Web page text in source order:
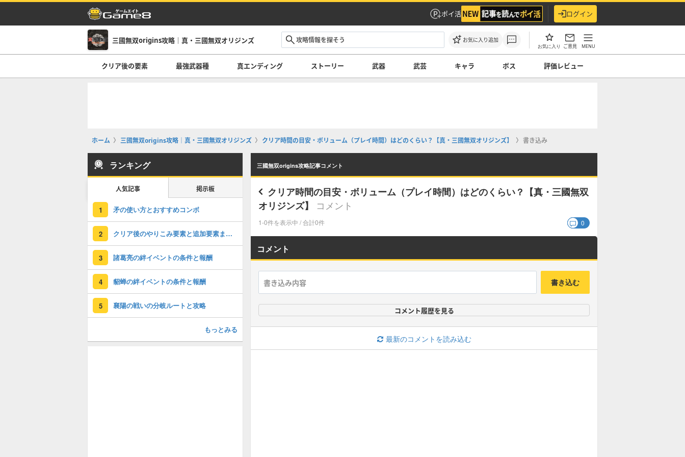
ポイ活 ログイン
三國無双origins攻略｜真・三國無双オリジンズ お気に入り追加
お気に入り ご意見 MENU
クリア後の要素 最強武器種 真エンディング ストーリー 武器 武芸 キャラ ボス 評価レビュー
ホーム 三國無双origins攻略｜真・三國無双オリジンズ クリア時間の目安・ボリューム（プレイ時間）はどのくらい？【真・三國無双オリジンズ】 書き込み
三國無双origins攻略記事コメント
クリア時間の目安・ボリューム（プレイ時間）はどのくらい？【真・三國無双
オリジンズ】
コメント
1-0件を表示中 / 合計0件 0
コメント
書き込む
コメント履歴を見る
最新のコメントを読み込む
ランキング
人気記事 掲示板
1 矛の使い方とおすすめコンボ
2 クリア後のやりこみ要素と追加要素まとめ
3 諸葛亮の絆イベントの条件と報酬
4 貂蝉の絆イベントの条件と報酬
5 襄陽の戦いの分岐ルートと攻略
もっとみる